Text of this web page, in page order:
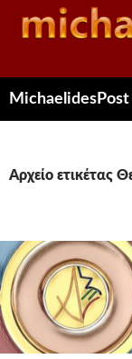
MichaelidesPost
Αρχείο ετικέτας